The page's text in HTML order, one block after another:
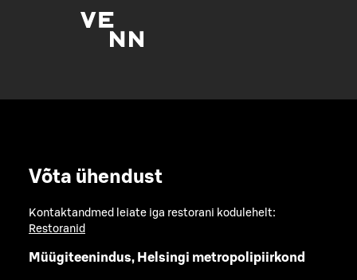
Võta ühendust
Kontaktandmed leiate iga restorani kodulehelt:
Restoranid
Müügiteenindus, Helsingi metropolipiirkond